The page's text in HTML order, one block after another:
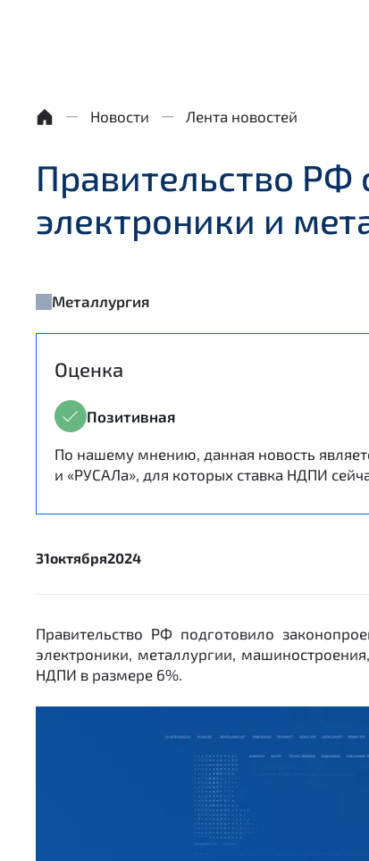
Новости Лента новостей
Правительство РФ
электроники и
Металлургия
Оценка
Позитивная
По нашему мнению, данная новость
и «РУСАЛа», для которых ставка НДПИ
31октября2024
Правительство РФ подготовило
электроники, металлургии,
НДПИ в размере 6%.